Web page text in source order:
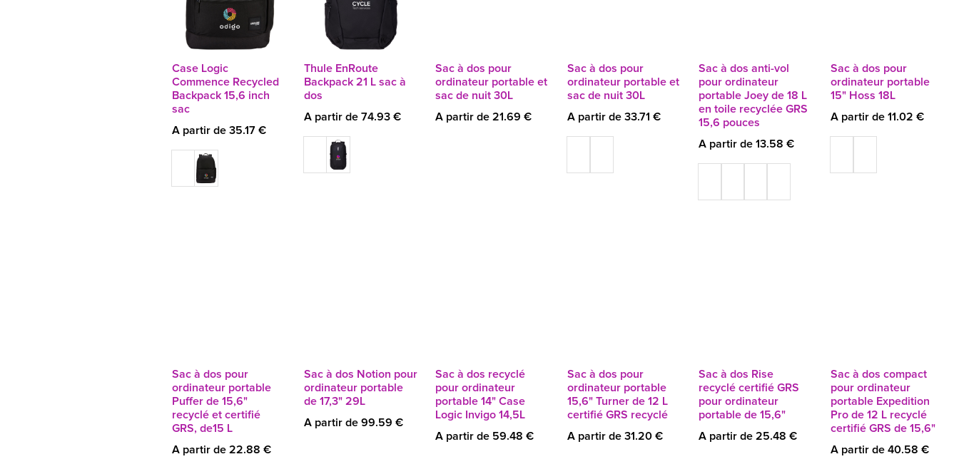
Case Logic
Commence Recycled
Backpack 15,6 inch
sac
A partir de 35.17 €
Thule EnRoute
Backpack 21 L sac à
dos
A partir de 74.93 €
Sac à dos pour
ordinateur portable et
sac de nuit 30L
A partir de 21.69 €
Sac à dos pour
ordinateur portable et
sac de nuit 30L
A partir de 33.71 €
Sac à dos anti-vol
pour ordinateur
portable Joey de 18 L
en toile recyclée GRS
15,6 pouces
A partir de 13.58 €
Sac à dos pour
ordinateur portable
15" Hoss 18L
A partir de 11.02 €
Sac à dos pour
ordinateur portable
Puffer de 15,6"
recyclé et certifié
GRS, de15 L
A partir de 22.88 €
Sac à dos Notion pour
ordinateur portable
de 17,3" 29L
A partir de 99.59 €
Sac à dos recyclé
pour ordinateur
portable 14" Case
Logic Invigo 14,5L
A partir de 59.48 €
Sac à dos pour
ordinateur portable
15,6" Turner de 12 L
certifié GRS recyclé
A partir de 31.20 €
Sac à dos Rise
recyclé certifié GRS
pour ordinateur
portable de 15,6"
A partir de 25.48 €
Sac à dos compact
pour ordinateur
portable Expedition
Pro de 12 L recyclé
certifié GRS de 15,6"
A partir de 40.58 €